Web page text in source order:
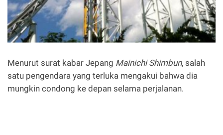
Menurut surat kabar Jepang Mainichi Shimbun, salah
satu pengendara yang terluka mengakui bahwa dia
mungkin condong ke depan selama perjalanan.